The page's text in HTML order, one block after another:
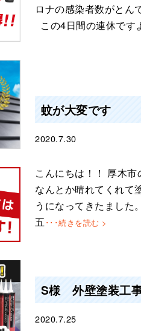
ロナの感染者数がとん
この4日間の連休で
蚊が大変です
2020.7.30
こんにちは！！ 厚木
なんとか晴れてくれて
うになってきたまし
五 ･･･続きを読む >
S様 外壁塗装工
2020.7.25